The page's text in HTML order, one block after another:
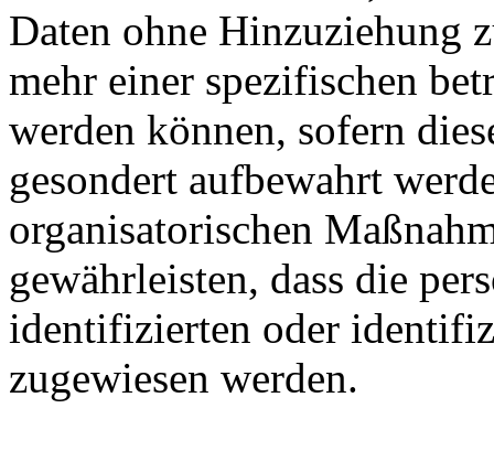
Daten ohne Hinzuziehung
mehr einer spezifischen
werden können, sofern
gesondert aufbewahrt
organisatorischen
gewährleisten, dass die
identifizierten oder
zugewiesen werden.